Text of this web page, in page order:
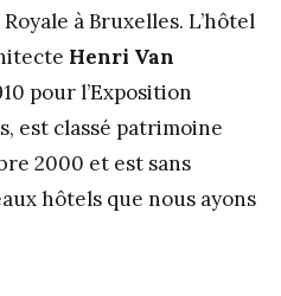
à Bruxelles. L’hôtel
Henri Van
pour l’Exposition
est classé patrimoine
2000 et est sans
hôtels que nous ayons